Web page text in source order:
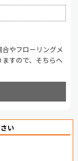
やフローリングメ
すので、そちらへ
い